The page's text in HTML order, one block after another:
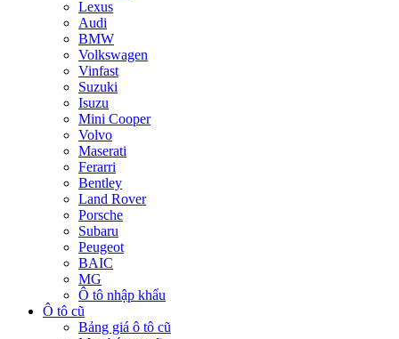
Lexus
Audi
BMW
Volkswagen
Vinfast
Suzuki
Isuzu
Mini Cooper
Volvo
Maserati
Ferarri
Bentley
Land Rover
Porsche
Subaru
Peugeot
BAIC
MG
Ô tô nhập khẩu
Ô tô cũ
Bảng giá ô tô cũ